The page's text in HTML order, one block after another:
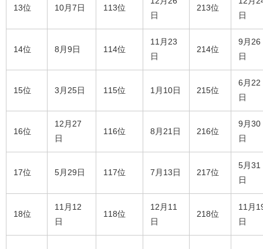
13位 10月7日 113位
日
213位
日
14位 8月9日 114位
11月23
日
214位
9月26
日
15位 3月25日 115位 1月10日 215位
6月22
日
16位
12月27
日
116位 8月21日 216位
9月30
日
17位 5月29日 117位 7月13日 217位
5月31
日
18位
11月12
日
118位
12月11
日
218位
11月
日